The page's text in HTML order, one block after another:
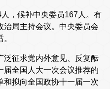
，候补中央委员167人。有
治局主持会议。中央委员会
泛征求党内外意见、反复酝
届全国人大一次会议推荐的
和拟向全国政协十一届一次